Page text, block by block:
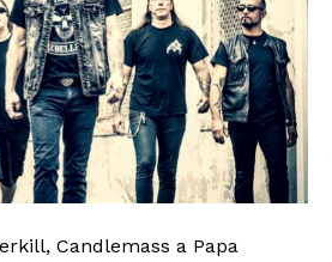
Candlemass a Papa